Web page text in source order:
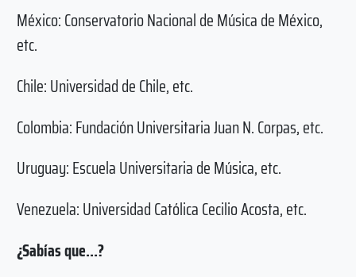
México: Conservatorio Nacional de Música de México,
etc.
Chile: Universidad de Chile, etc.
Colombia: Fundación Universitaria Juan N. Corpas, etc.
Uruguay: Escuela Universitaria de Música, etc.
Venezuela: Universidad Católica Cecilio Acosta, etc.
¿Sabías que…?